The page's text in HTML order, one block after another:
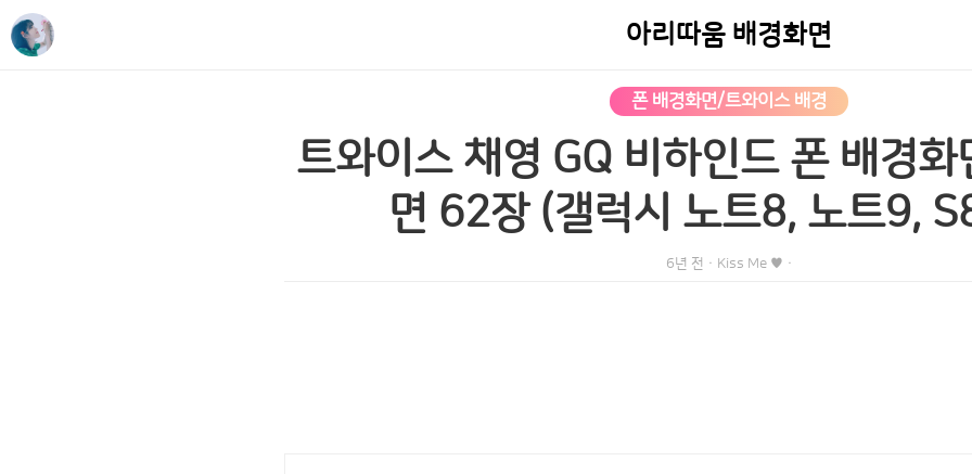
아리따움 배경화면
폰 배경화면/트와이스 배경
트와이스 채영 GQ 비하인드 폰 배경
면 62장 (갤럭시 노트8, 노트9,
6년 전 · Kiss Me ♥ ·